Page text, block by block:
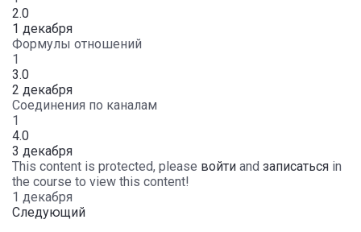
2.0
1 декабря
Формулы отношений
1
3.0
2 декабря
Соединения по каналам
1
4.0
3 декабря
This content is protected, please войти and записаться in
the course to view this content!
1 декабря
Следующий